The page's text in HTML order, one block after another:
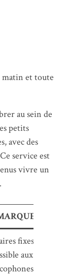
matin et toute
au sein de
petits
avec des
service est
vivre un
fixes,
aux